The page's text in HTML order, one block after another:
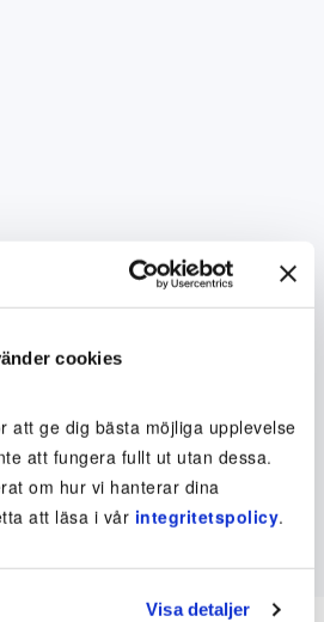
cookies
att ge dig bästa möjliga upplevelse
att fungera fullt ut utan dessa.
om hur vi hanterar dina
att läsa i vår integritetspolicy.
Visa detaljer